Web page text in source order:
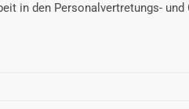
in den Personalvertretungs-